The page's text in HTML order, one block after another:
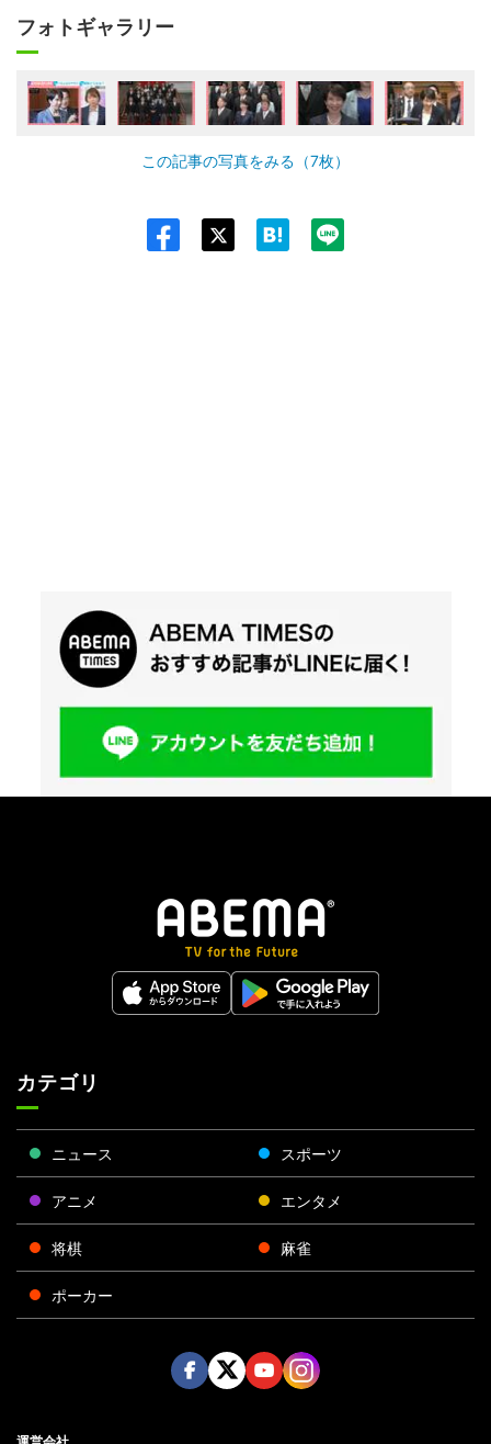
フォトギャラリー
この記事の写真をみる（7枚）
カテゴリ
ニュース スポーツ
アニメ エンタメ
将棋 麻雀
ポーカー